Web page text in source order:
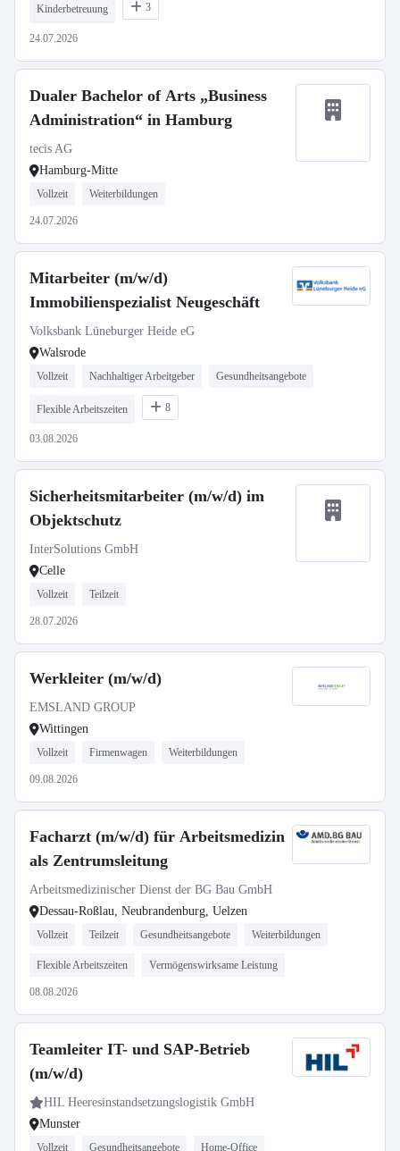
Kinderbetreuung 3
24.07.2026
Dualer Bachelor of Arts „Business
Administration“ in Hamburg
tecis AG
Hamburg-Mitte
Vollzeit Weiterbildungen
24.07.2026
Mitarbeiter (m/w/d)
Immobilienspezialist Neugeschäft
Volksbank Lüneburger Heide eG
Walsrode
Vollzeit Nachhaltiger Arbeitgeber Gesundheitsangebote
Flexible Arbeitszeiten 8
03.08.2026
Sicherheitsmitarbeiter (m/w/d) im
Objektschutz
InterSolutions GmbH
Celle
Vollzeit Teilzeit
28.07.2026
Werkleiter (m/w/d)
EMSLAND GROUP
Wittingen
Vollzeit Firmenwagen Weiterbildungen
09.08.2026
Facharzt (m/w/d) für Arbeitsmedizin
als Zentrumsleitung
Arbeitsmedizinischer Dienst der BG Bau GmbH
Dessau-Roßlau, Neubrandenburg, Uelzen
Vollzeit Teilzeit Gesundheitsangebote Weiterbildungen
Flexible Arbeitszeiten Vermögenswirksame Leistung
08.08.2026
Teamleiter IT- und SAP-Betrieb
(m/w/d)
HIL Heeresinstandsetzungslogistik GmbH
Munster
Vollzeit Gesundheitsangebote Home-Office